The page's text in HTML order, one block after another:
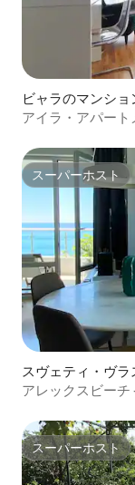
ビャラのマンショ
アイラ・アパー
スーパーホスト
スーパーホスト
スヴェティ・ヴ
アレックスビーチ
スーパーホスト
スーパーホスト